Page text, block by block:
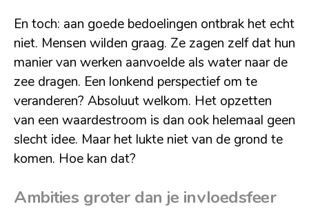
En toch: aan goede bedoelingen ontbrak het echt
niet. Mensen wilden graag. Ze zagen zelf dat hun
manier van werken aanvoelde als water naar de
zee dragen. Een lonkend perspectief om te
veranderen? Absoluut welkom. Het opzetten
van een waardestroom is dan ook helemaal geen
slecht idee. Maar het lukte niet van de grond te
komen. Hoe kan dat?
Ambities groter dan je invloedsfeer